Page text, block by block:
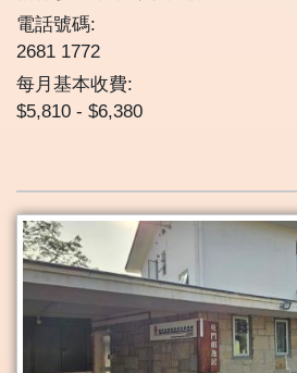
電話號碼:
2681 1772
每月基本收費:
$5,810 - $6,380